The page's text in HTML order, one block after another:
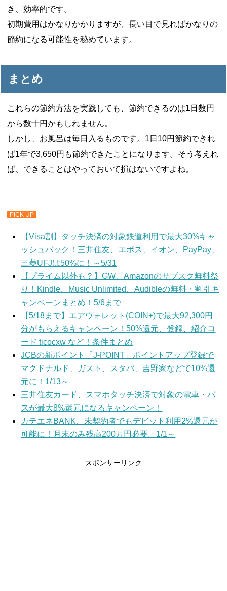
き、効率的です。
初期費用はかなりかかりますが、長い目で見ればかなりの
節約になる可能性を秘めています。
まとめ
これらの節約方法を実践しても、節約できるのは1日数円
から数十円かもしれません。
しかし、お風呂は毎日入るものです。1日10円節約できれ
ば1年で3,650円も節約できたことになります。そう考えれ
ば、できることはやっておいて損はないですよね。
PICK UP
【Visa割】タッチ決済の対象鉄道利用で最大30%キャ
ッシュバック！三井住友、エポス、イオン、PayPay、
三菱UFJは50%に！～5/31
【プライム以外も？】GW、Amazonのサブスク無料祭
り！Kindle、Music Unlimited、Audibleの無料・割引キ
ャンペーンまとめ！5/6まで
【5/18まで】エアウォレット(COIN+)で最大92,300円
分がもらえるキャンペーン！50%還元、登録、紹介コ
ード ticocxw など！条件まとめ
JCBの新ポイント「J-POINT」ポイントアップ登録で
マクドナルド、ガスト、スタバ、吉野家などで10%還
元に！1/13～
三井住友カード、スマホタッチ決済で対象の電車・バ
スが最大8%還元になるキャンペーン！
カテエネBANK、未契約者でもデビット利用2%還元が
可能に！月末のみ残高200万円必要。1/1～
スポンサーリンク